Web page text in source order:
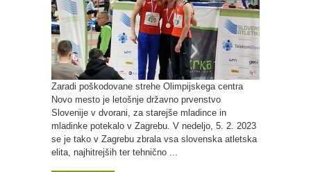
Zaradi poškodovane strehe Olimpijskega centra
Novo mesto je letošnje državno prvenstvo
Slovenije v dvorani, za starejše mladince in
mladinke potekalo v Zagrebu. V nedeljo, 5. 2. 2023
se je tako v Zagrebu zbrala vsa slovenska atletska
elita, najhitrejših ter tehnično ...